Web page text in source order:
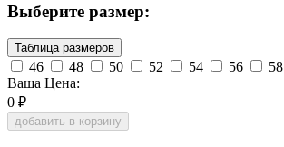
Выберите размер:
Таблица размеров
46 48 50 52 54 56 58
Ваша Цена:
0 ₽
добавить в корзину